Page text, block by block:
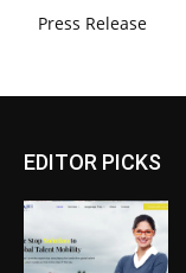
Press Release
EDITOR PICKS